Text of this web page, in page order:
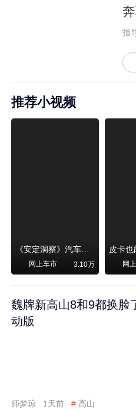
指
推荐小视频
《安定洞察》汽车烧不烧油，和石油安全无关！
网上车市 3.10万 网
魏牌新高山8和9都换脸
动版
师梦琼 1天前 # 高山